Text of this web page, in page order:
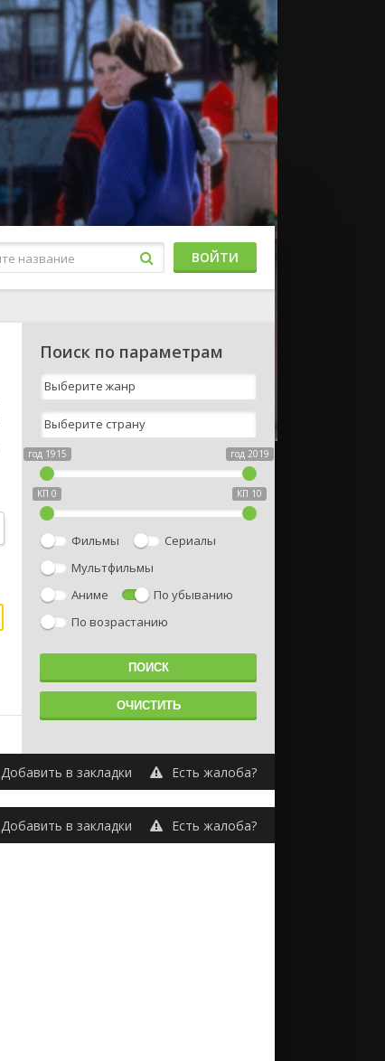
ВОЙТИ
Поиск по параметрам
год 1915 год 2019
КП 0 КП 10
Фильмы
Сериалы
Мультфильмы
Аниме
По убыванию
По возрастанию
Добавить в закладки Есть жалоба?
Добавить в закладки Есть жалоба?